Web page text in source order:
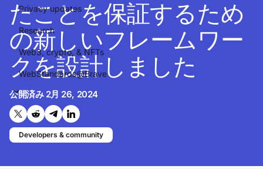
Privacy updates
Research
Web3, crypto, & NFTs
WebStandards@Brave
たことを保証するため
の新しいフレームワー
クを設計しました
公開済み 2月 26, 2024
Twitterで共有する
Reddit で共有
Telegramで共有
LinkedInで共有
Developers & community